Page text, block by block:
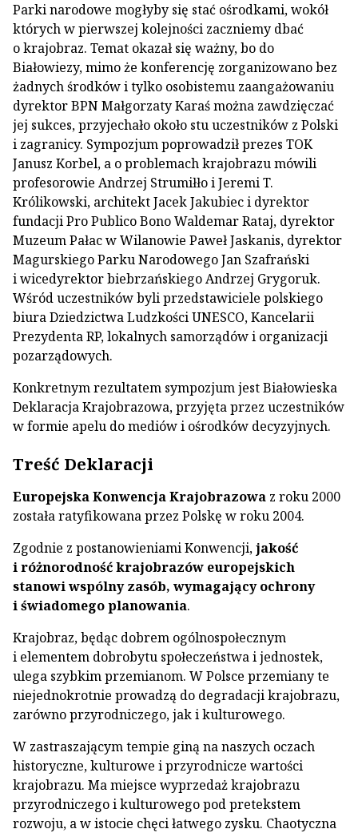
Parki narodowe mogłyby się stać ośrodkami, wokół
których w pierwszej kolejności zaczniemy dbać
o krajobraz. Temat okazał się ważny, bo do
Białowiezy, mimo że konferencję zorganizowano bez
żadnych środków i tylko osobistemu zaangażowaniu
dyrektor BPN Małgorzaty Karaś można zawdzięczać
jej sukces, przyjechało około stu uczestników z Polski
i zagranicy. Sympozjum poprowadził prezes TOK
Janusz Korbel, a o problemach krajobrazu mówili
profesorowie Andrzej Strumiłło i Jeremi T.
Królikowski, architekt Jacek Jakubiec i dyrektor
fundacji Pro Publico Bono Waldemar Rataj, dyrektor
Muzeum Pałac w Wilanowie Paweł Jaskanis, dyrektor
Magurskiego Parku Narodowego Jan Szafrański
i wicedyrektor biebrzańskiego Andrzej Grygoruk.
Wśród uczestników byli przedstawiciele polskiego
biura Dziedzictwa Ludzkości UNESCO, Kancelarii
Prezydenta RP, lokalnych samorządów i organizacji
pozarządowych.
Konkretnym rezultatem sympozjum jest Białowieska
Deklaracja Krajobrazowa, przyjęta przez uczestników
w formie apelu do mediów i ośrodków decyzyjnych.
Treść Deklaracji
Europejska Konwencja Krajobrazowa z roku 2000
została ratyfikowana przez Polskę w roku 2004.
Zgodnie z postanowieniami Konwencji,jakość
i różnorodność krajobrazów europejskich
stanowi wspólny zasób, wymagający ochrony
i świadomego planowania.
Krajobraz, będąc dobrem ogólnospołecznym
i elementem dobrobytu społeczeństwa i jednostek,
ulega szybkim przemianom. W Polsce przemiany te
niejednokrotnie prowadzą do degradacji krajobrazu,
zarówno przyrodniczego, jak i kulturowego.
W zastraszającym tempie giną na naszych oczach
historyczne, kulturowe i przyrodnicze wartości
krajobrazu. Ma miejsce wyprzedaż krajobrazu
przyrodniczego i kulturowego pod pretekstem
rozwoju, a w istocie chęci łatwego zysku. Chaotyczna